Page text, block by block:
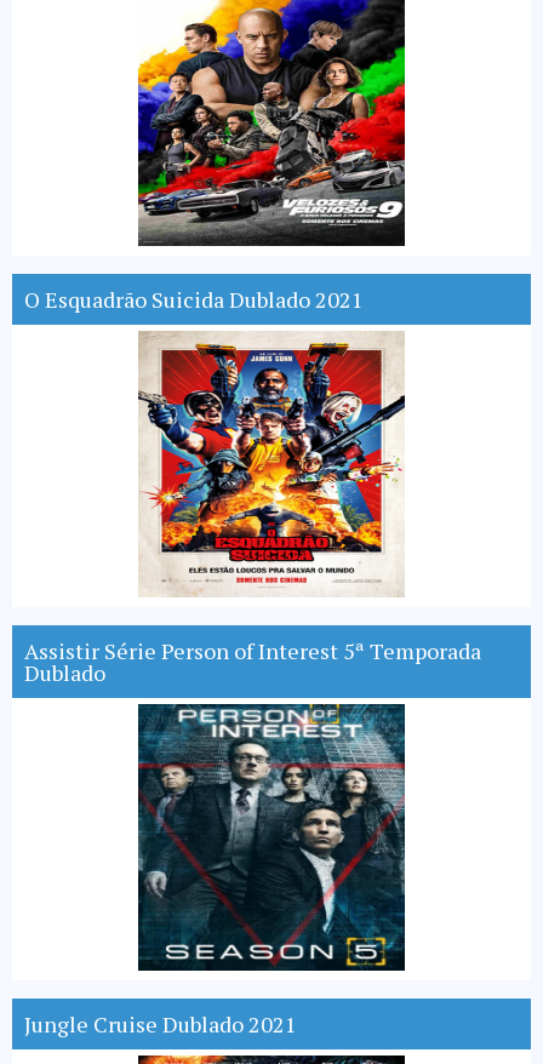
O Esquadrão Suicida Dublado 2021
Assistir Série Person of Interest 5ª Temporada
Dublado
Jungle Cruise Dublado 2021